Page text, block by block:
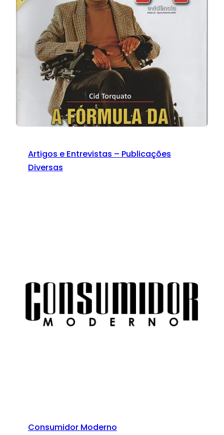
Artigos e Entrevistas – Publicações
Diversas
Consumidor Moderno